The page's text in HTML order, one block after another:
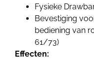
Fysieke
Bevestiging
bediening van
61/73)
Effecten: